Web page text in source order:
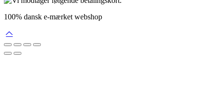
100% dansk e-mærket webshop